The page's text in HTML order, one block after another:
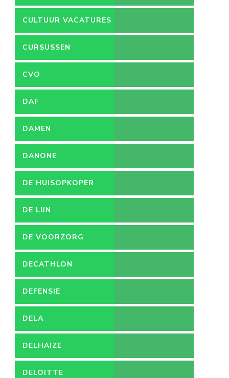
VACATURES
CULTUUR VACATURES
CURSUSSEN
CVO
DAF
DAMEN
DANONE
DE HUISOPKOPER
DE LIJN
DE VOORZORG
DECATHLON
DEFENSIE
DELA
DELHAIZE
DELOITTE